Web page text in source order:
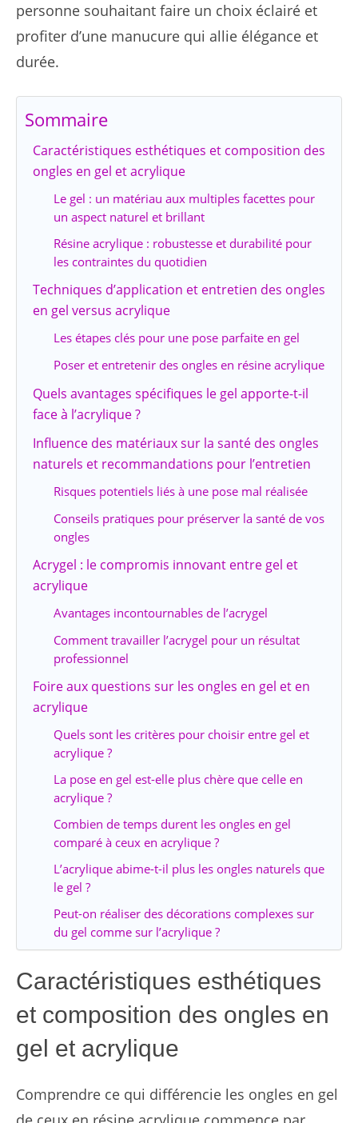
personne souhaitant faire un choix éclairé et
profiter d’une manucure qui allie élégance et
durée.
Sommaire
Caractéristiques esthétiques et composition des
ongles en gel et acrylique
Le gel : un matériau aux multiples facettes pour
un aspect naturel et brillant
Résine acrylique : robustesse et durabilité pour
les contraintes du quotidien
Techniques d’application et entretien des ongles
en gel versus acrylique
Les étapes clés pour une pose parfaite en gel
Poser et entretenir des ongles en résine acrylique
Quels avantages spécifiques le gel apporte-t-il
face à l’acrylique ?
Influence des matériaux sur la santé des ongles
naturels et recommandations pour l’entretien
Risques potentiels liés à une pose mal réalisée
Conseils pratiques pour préserver la santé de vos
ongles
Acrygel : le compromis innovant entre gel et
acrylique
Avantages incontournables de l’acrygel
Comment travailler l’acrygel pour un résultat
professionnel
Foire aux questions sur les ongles en gel et en
acrylique
Quels sont les critères pour choisir entre gel et
acrylique ?
La pose en gel est-elle plus chère que celle en
acrylique ?
Combien de temps durent les ongles en gel
comparé à ceux en acrylique ?
L’acrylique abime-t-il plus les ongles naturels que
le gel ?
Peut-on réaliser des décorations complexes sur
du gel comme sur l’acrylique ?
Caractéristiques esthétiques
et composition des ongles en
gel et acrylique
Comprendre ce qui différencie les ongles en gel